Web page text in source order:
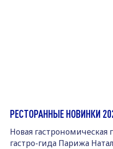
РЕСТОРАННЫЕ НОВИНКИ
Новая гастрономическая
гастро-гида Парижа